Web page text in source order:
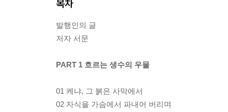
목차
발행인의 글
저자 서문
PART 1 흐르는 생수의 우물
01 케냐, 그 붉은 사막에서
02 자식을 가슴에서 파내어 버리며